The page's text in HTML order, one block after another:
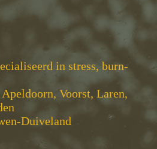
in stress, burn-
Voorst, Laren,
Duiveland